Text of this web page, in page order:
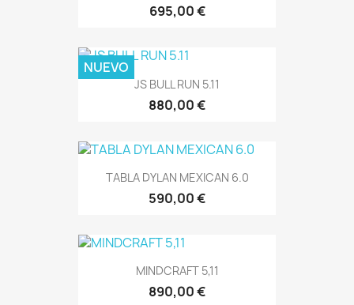
695,00 €
JS BULL RUN 5.11
880,00 €
NUEVO
TABLA DYLAN MEXICAN 6.0
590,00 €
MINDCRAFT 5,11
890,00 €